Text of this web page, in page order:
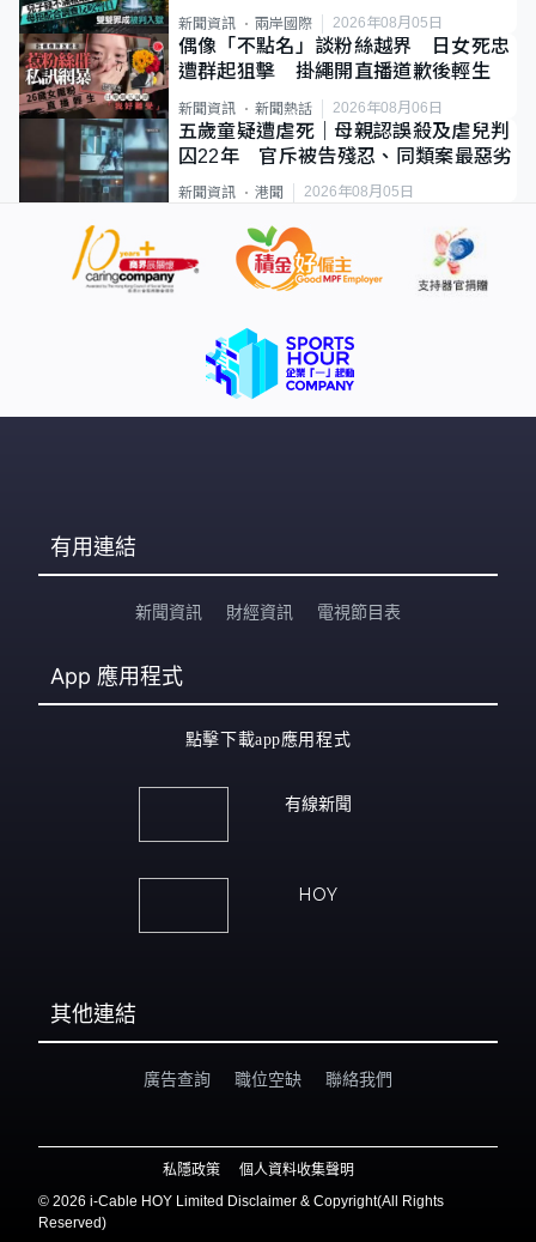
新聞資訊 兩岸國際 2026年08月05日
偶像「不點名」談粉絲越界 日女死忠
遭群起狙擊 掛繩開直播道歉後輕生
新聞資訊 新聞熱話 2026年08月06日
五歲童疑遭虐死｜母親認誤殺及虐兒判
囚22年 官斥被告殘忍、同類案最惡劣
新聞資訊 港聞 2026年08月05日
有用連結
新聞資訊 財經資訊 電視節目表
App 應用程式
點擊下載app應用程式
有線新聞
HOY
其他連結
廣告查詢 職位空缺 聯絡我們
私隱政策
個人資料收集聲明
© 2026 i-Cable HOY Limited Disclaimer & Copyright(All Rights
Reserved)